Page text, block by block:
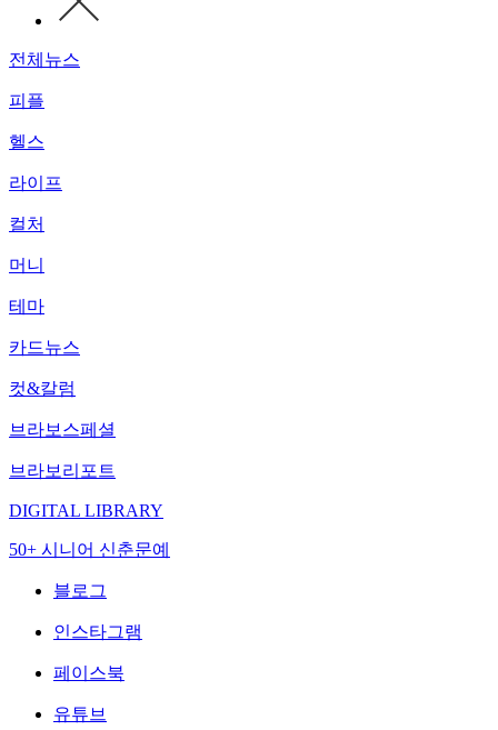
전체뉴스
피플
헬스
라이프
컬처
머니
테마
카드뉴스
컷&칼럼
브라보스페셜
브라보리포트
DIGITAL LIBRARY
50+ 시니어 신춘문예
블로그
인스타그램
페이스북
유튜브